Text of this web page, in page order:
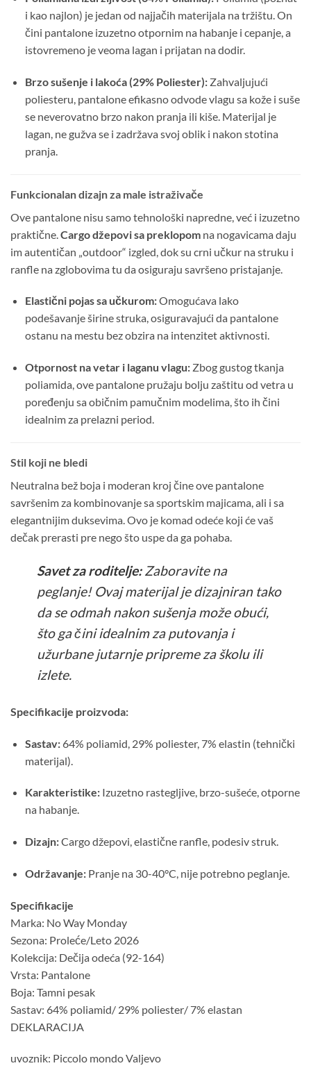
i kao najlon) je jedan od najjačih materijala na tržištu. On
čini pantalone izuzetno otpornim na habanje i cepanje, a
istovremeno je veoma lagan i prijatan na dodir.
Brzo sušenje i lakoća (29% Poliester):Zahvaljujući
poliesteru, pantalone efikasno odvode vlagu sa kože i suše
se neverovatno brzo nakon pranja ili kiše. Materijal je
lagan, ne gužva se i zadržava svoj oblik i nakon stotina
pranja.
Funkcionalan dizajn za male istraživače
Ove pantalone nisu samo tehnološki napredne, već i izuzetno
praktične. Cargo džepovi sa preklopom na nogavicama daju
im autentičan „outdoor“ izgled, dok su crni učkur na struku i
ranfle na zglobovima tu da osiguraju savršeno pristajanje.
Elastični pojas sa učkurom:Omogućava lako
podešavanje širine struka, osiguravajući da pantalone
ostanu na mestu bez obzira na intenzitet aktivnosti.
Otpornost na vetar i laganu vlagu:Zbog gustog tkanja
poliamida, ove pantalone pružaju bolju zaštitu od vetra u
poređenju sa običnim pamučnim modelima, što ih čini
idealnim za prelazni period.
Stil koji ne bledi
Neutralna bež boja i moderan kroj čine ove pantalone
savršenim za kombinovanje sa sportskim majicama, ali i sa
elegantnijim duksevima. Ovo je komad odeće koji će vaš
dečak prerasti pre nego što uspe da ga pohaba.
Savet za roditelje:Zaboravite na
peglanje! Ovaj materijal je dizajniran tako
da se odmah nakon sušenja može obući,
što ga čini idealnim za putovanja i
užurbane jutarnje pripreme za školu ili
izlete.
Specifikacije proizvoda:
Sastav:64% poliamid, 29% poliester, 7% elastin (tehnički
materijal).
Karakteristike:Izuzetno rastegljive, brzo-sušeće, otporne
na habanje.
Dizajn:Cargo džepovi, elastične ranfle, podesiv struk.
Održavanje:Pranje na 30-40°C, nije potrebno peglanje.
Specifikacije
Marka: No Way Monday
Sezona: Proleće/Leto 2026
Kolekcija: Dečija odeća (92-164)
Vrsta: Pantalone
Boja: Tamni pesak
Sastav: 64% poliamid/ 29% poliester/ 7% elastan
DEKLARACIJA
uvoznik: Piccolo mondo Valjevo